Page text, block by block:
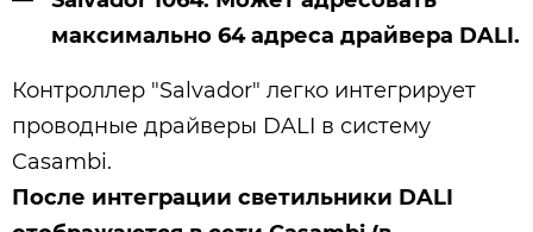
максимально 64 адреса драйвера DALI.
Контроллер "Salvador" легко интегрирует
проводные драйверы DALI в систему
Casambi.
После интеграции светильники DALI